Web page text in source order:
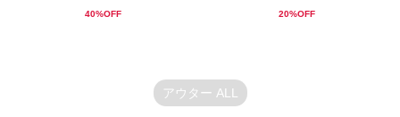
40%OFF
20%OFF
アウター ALL